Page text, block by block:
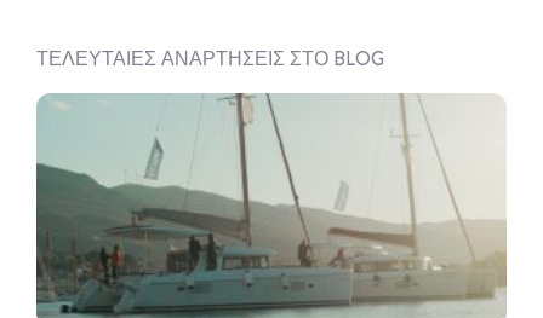
ΤΕΛΕΥΤΑΊΕΣ ΑΝΑΡΤΉΣΕΙΣ ΣΤΟ BLOG